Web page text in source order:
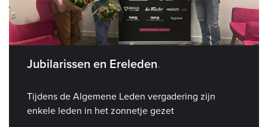
Jubilarissen en Ereleden
Tijdens de Algemene Leden vergadering zijn
enkele leden in het zonnetje gezet